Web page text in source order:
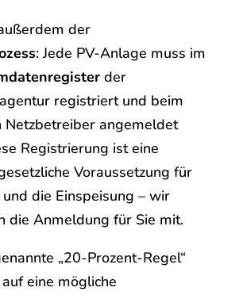
der
: Jede PV-Anlage muss im
der
registriert und beim
Netzbetreiber angemeldet
Registrierung ist eine
Voraussetzung für
die Einspeisung – wir
die Anmeldung für Sie mit.
„20-Prozent-Regel“
eine mögliche